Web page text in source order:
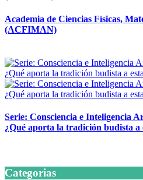
Academia de Ciencias Físicas,
(ACFIMAN)
Serie: Consciencia e Inteligencia
¿Qué aporta la tradición budista a
Categorias